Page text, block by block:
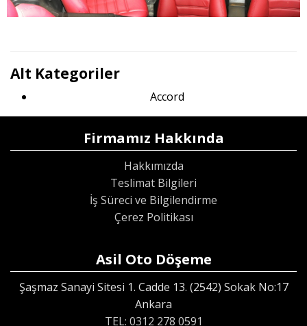
Alt Kategoriler
Accord
Firmamız Hakkında
Hakkımızda
Teslimat Bilgileri
İş Süreci ve Bilgilendirme
Çerez Politikası
Asil Oto Döşeme
Şaşmaz Sanayi Sitesi 1. Cadde 13. (2542) Sokak No:17
Ankara
TEL: 0312 278 0591